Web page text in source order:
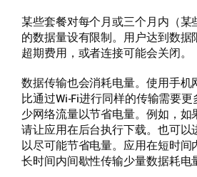
某些套餐对每个月或三个月内（某
的数据量设有限制。用户达到数据
超期费用，或者连接可能会关闭。
数据传输也会消耗电量。使用手机
比通过Wi-Fi进行同样的传输需要
少网络流量以节省电量。例如，如
请让应用在后台执行下载。也可以
以尽可能节省电量。应用在短时间
长时间内间歇性传输少量数据耗电